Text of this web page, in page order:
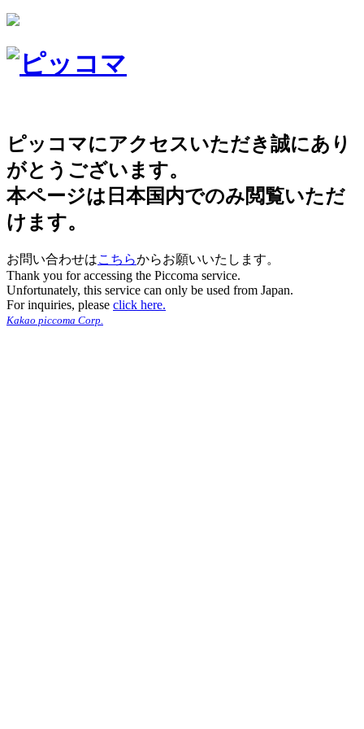
ピッコマにアクセスいただき誠にあり
がとうございます。
本ページは日本国内でのみ閲覧いただ
けます。
お問い合わせはこちらからお願いいたします。
Thank you for accessing the Piccoma service.
Unfortunately, this service can only be used from Japan.
For inquiries, please click here.
Kakao piccoma Corp.